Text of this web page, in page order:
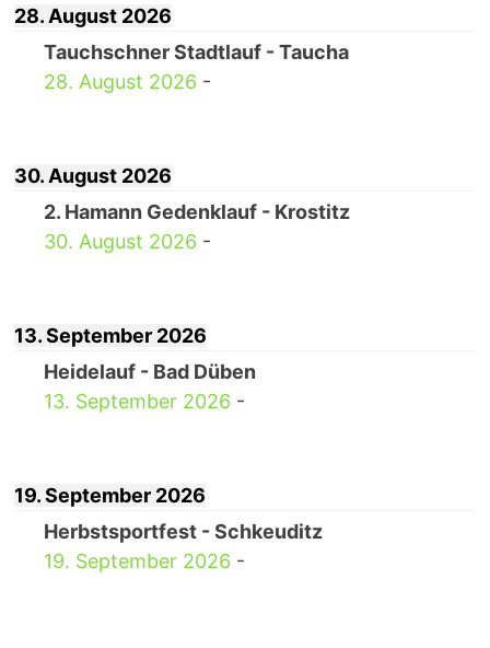
28. August 2026
Tauchschner Stadtlauf - Taucha
28. August 2026 -
30. August 2026
2. Hamann Gedenklauf - Krostitz
30. August 2026 -
13. September 2026
Heidelauf - Bad Düben
13. September 2026 -
19. September 2026
Herbstsportfest - Schkeuditz
19. September 2026 -